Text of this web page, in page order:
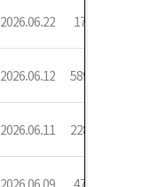
2026.06.22 177
2026.06.12 5895
2026.06.11 2287
2026.06.09 477